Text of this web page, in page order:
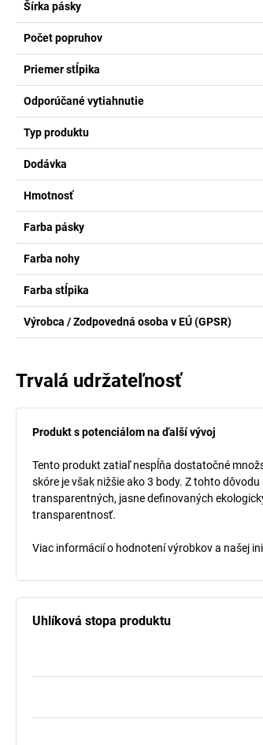
Šírka pásky
Počet popruhov
Priemer stĺpika
Odporúčané vytiahnutie
Typ produktu
Dodávka
Hmotnosť
Farba pásky
Farba nohy
Farba stĺpika
Výrobca / Zodpovedná osoba v EÚ (GPSR)
Trvalá udržateľnosť
Produkt s potenciálom na ďalší vývoj
Tento produkt zatiaľ nespĺňa dostatočné
skóre je však nižšie ako 3 body. Z tohto
transparentných, jasne definovaných
transparentnosť.
Viac informácií o hodnotení výrobkov a našej
Uhlíková stopa produktu